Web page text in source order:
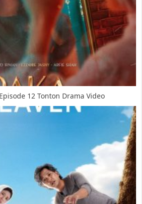
12 Tonton Drama Video